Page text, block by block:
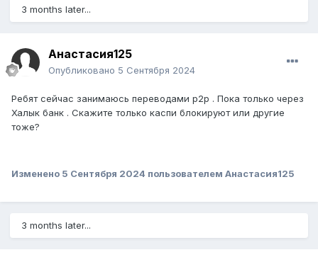
3 months later...
Анастасия125
Опубликовано 5 Сентября 2024
Ребят сейчас занимаюсь переводами р2р . Пока только через
Халык банк . Скажите только каспи блокируют или другие
тоже?
Изменено 5 Сентября 2024 пользователем Анастасия125
3 months later...